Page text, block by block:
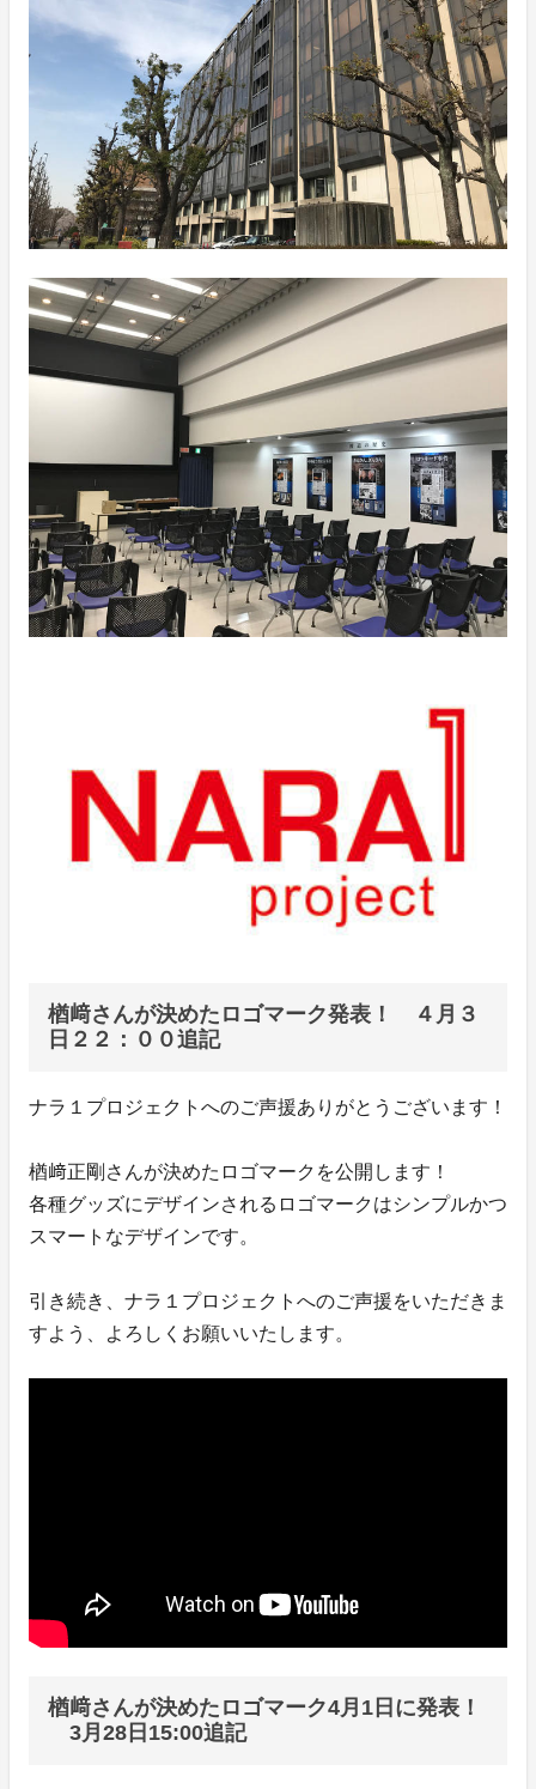
楢﨑さんが決めたロゴマーク発表！ ４月３
日２２：００追記
ナラ１プロジェクトへのご声援ありがとうございます！
楢﨑正剛さんが決めたロゴマークを公開します！
各種グッズにデザインされるロゴマークはシンプルかつ
スマートなデザインです。
引き続き、ナラ１プロジェクトへのご声援をいただきま
すよう、よろしくお願いいたします。
楢﨑さんが決めたロゴマーク4月1日に発表！
3月28日15:00追記